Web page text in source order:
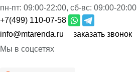
пн-пт: 09:00-22:00, сб-вс: 09:00-20:00
+7(499) 110-07-58
info@mtarenda.ru
заказать звонок
Мы в соцсетях